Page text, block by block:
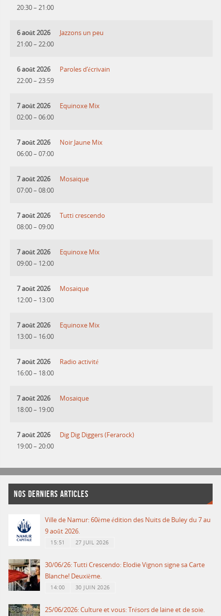
20:30– 21:00
6 août 2026
21:00– 22:00
Jazzons un peu
6 août 2026
22:00– 23:59
Paroles d’écrivain
7 août 2026
02:00– 06:00
Equinoxe Mix
7 août 2026
06:00– 07:00
Noir Jaune Mix
7 août 2026
07:00– 08:00
Mosaique
7 août 2026
08:00– 09:00
Tutti crescendo
7 août 2026
09:00– 12:00
Equinoxe Mix
7 août 2026
12:00– 13:00
Mosaique
7 août 2026
13:00– 16:00
Equinoxe Mix
7 août 2026
16:00– 18:00
Radio activité
7 août 2026
18:00– 19:00
Mosaique
7 août 2026
19:00– 20:00
Dig Dig Diggers (Ferarock)
NOS DERNIERS ARTICLES
Ville de Namur: 60ème édition des Nuits de Buley du 7 au
9 août 2026.
15:51 27 JUIL 2026
30/06/26: Tutti Crescendo: Elodie Vignon signe sa Carte
Blanche! Deuxième.
14:00 30 JUIN 2026
25/06/2026: Culture et vous: Trésors de laine et de soie.